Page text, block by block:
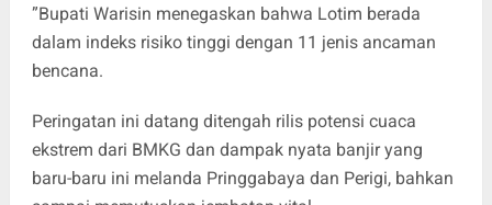
​”Bupati Warisin menegaskan bahwa Lotim berada
dalam indeks risiko tinggi dengan 11 jenis ancaman
bencana.
Peringatan ini datang ditengah rilis potensi cuaca
ekstrem dari BMKG dan dampak nyata banjir yang
baru-baru ini melanda Pringgabaya dan Perigi, bahkan